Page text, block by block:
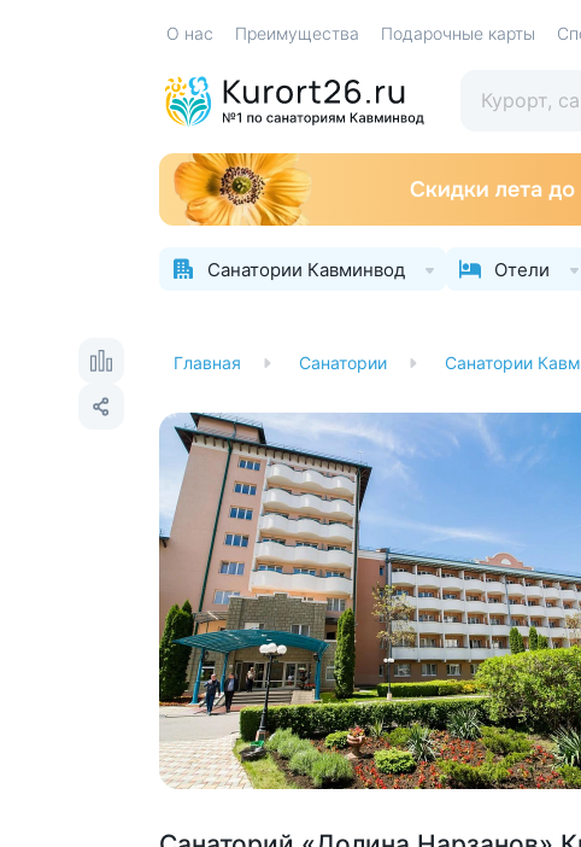
О нас Преимущества Подарочные карты
Санатории Кавминвод Отели
Главная Санатории Санатории